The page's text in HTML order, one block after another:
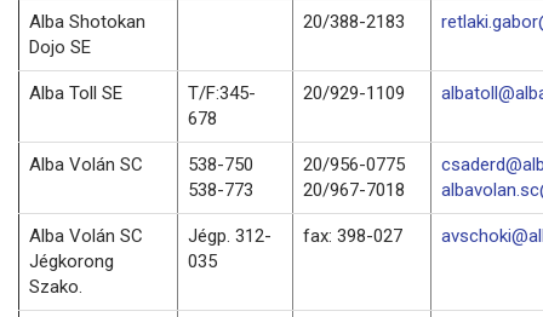
Alba Shotokan
Dojo SE
20/388-2183
Alba Toll SE
T/F:345-
678
20/929-1109
Alba Volán SC
538-750
538-773
20/956-0775
20/967-7018
Alba Volán SC
Jégkorong
Szako.
Jégp. 312-
035
fax: 398-027